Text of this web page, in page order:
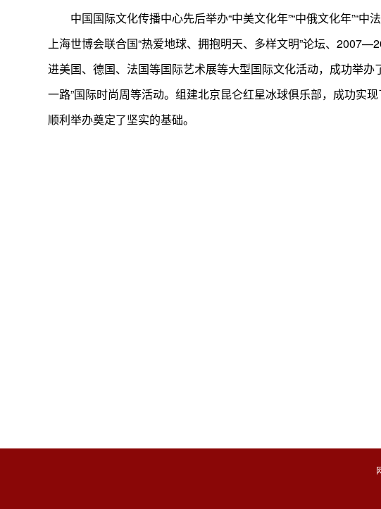
中国国际文化传播中心先后举办“中美文化年”“中俄文化年”“中
上海世博会联合国“热爱地球、拥抱明天、多样文明”论坛、
进美国、德国、法国等国际艺术展等大型国际文化活动，成功举办
一路”国际时尚周等活动。组建北京昆仑红星冰球俱乐部，成功实
顺利举办奠定了坚实的基础。